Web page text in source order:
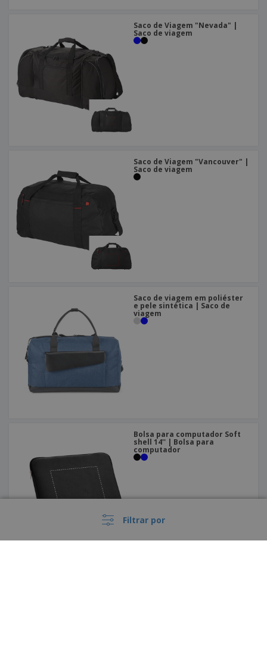
Filtrar por
Saco de Viagem "Nevada" |
Saco de viagem
Saco de Viagem "Vancouver" |
Saco de viagem
Saco de viagem em poliéster
e pele sintética | Saco de
viagem
Bolsa para computador Soft
shell 14'' | Bolsa para
computador